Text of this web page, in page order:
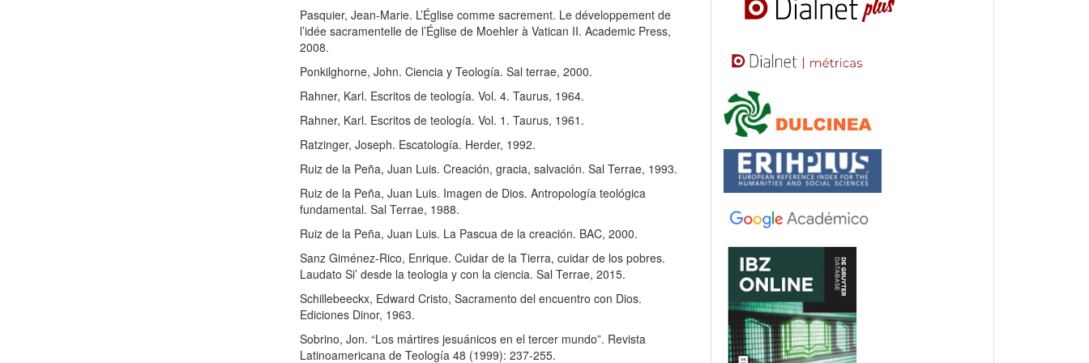
Pasquier, Jean-Marie. L’Église comme sacrement. Le développement de
l’idée sacramentelle de l’Église de Moehler à Vatican II. Academic Press,
2008.
Ponkilghorne, John. Ciencia y Teología. Sal terrae, 2000.
Rahner, Karl. Escritos de teología. Vol. 4. Taurus, 1964.
Rahner, Karl. Escritos de teología. Vol. 1. Taurus, 1961.
Ratzinger, Joseph. Escatología. Herder, 1992.
Ruiz de la Peña, Juan Luis. Creación, gracia, salvación. Sal Terrae, 1993.
Ruiz de la Peña, Juan Luis. Imagen de Dios. Antropología teológica
fundamental. Sal Terrae, 1988.
Ruiz de la Peña, Juan Luis. La Pascua de la creación. BAC, 2000.
Sanz Giménez-Rico, Enrique. Cuidar de la Tierra, cuidar de los pobres.
Laudato Si’ desde la teologia y con la ciencia. Sal Terrae, 2015.
Schillebeeckx, Edward Cristo, Sacramento del encuentro con Dios.
Ediciones Dinor, 1963.
Sobrino, Jon. “Los mártires jesuánicos en el tercer mundo”. Revista
Latinoamericana de Teología 48 (1999): 237-255.